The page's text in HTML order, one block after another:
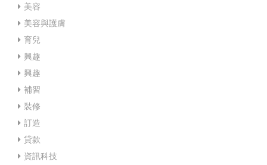
美容
美容與護膚
育兒
興趣
興趣
補習
裝修
訂造
貸款
資訊科技